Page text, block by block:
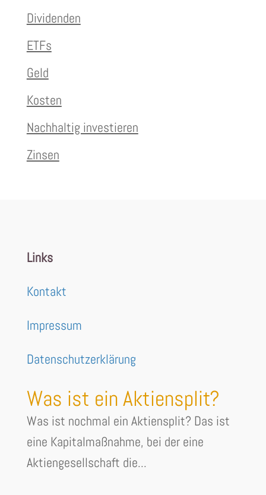
Dividenden
ETFs
Geld
Kosten
Nachhaltig investieren
Zinsen
Links
Kontakt
Impressum
Datenschutzerklärung
Was ist ein Aktiensplit?
Was ist nochmal ein Aktiensplit? Das ist
eine Kapitalmaßnahme, bei der eine
Aktiengesellschaft die...